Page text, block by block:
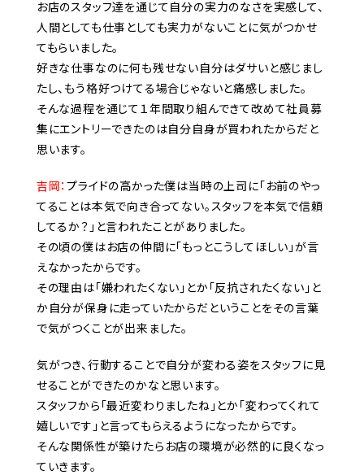
お店のスタッフ達を通じて自分の実力のなさを実感して、
人間としても仕事としても実力がないことに気がつかせ
てもらいました。
好きな仕事なのに何も残せない自分はダサいと感じまし
たし、もう格好つけてる場合じゃないと痛感しました。
そんな過程を通じて１年間取り組んできて改めて社員募
集にエントリーできたのは自分自身が買われたからだと
思います。
吉岡：プライドの高かった僕は当時の上司に「お前のやっ
てることは本気で向き合ってない。スタッフを本気で信頼
してるか？」と言われたことがありました。
その頃の僕はお店の仲間に「もっとこうしてほしい」が言
えなかったからです。
その理由は「嫌われたくない」とか「反抗されたくない」と
か自分が保身に走っていたからだということをその言葉
で気がつくことが出来ました。
気がつき、行動することで自分が変わる姿をスタッフに見
せることができたのかなと思います。
スタッフから「最近変わりましたね」とか「変わってくれて
嬉しいです」と言ってもらえるようになったからです。
そんな関係性が築けたらお店の環境が必然的に良くなっ
ていきます。